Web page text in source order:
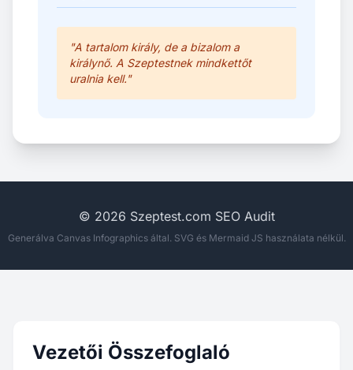
"A tartalom király, de a bizalom a
királynő. A Szeptestnek mindkettőt
uralnia kell."
© 2026 Szeptest.com SEO Audit
Generálva Canvas Infographics által. SVG és Mermaid JS használata nélkül.
Vezetői Összefoglaló